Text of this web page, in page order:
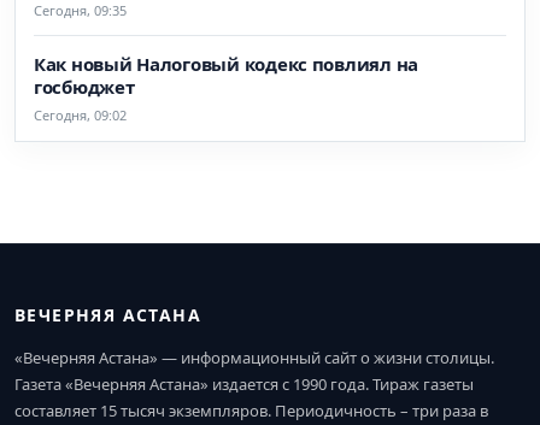
Сегодня, 09:35
Как новый Налоговый кодекс повлиял на
госбюджет
Сегодня, 09:02
ВЕЧЕРНЯЯ АСТАНА
«Вечерняя Астана» — информационный сайт о жизни столицы.
Газета «Вечерняя Астана» издается с 1990 года. Тираж газеты
составляет 15 тысяч экземпляров. Периодичность – три раза в